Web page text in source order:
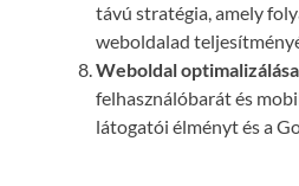
távú stratégia, amely
weboldalad
Weboldal optimalizálása
felhasználóbarát és
látogatói élményt és a